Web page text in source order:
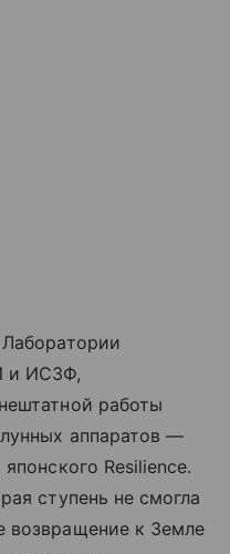
и ИСЗФ,
работы
аппаратов —
Resilience.
ступень не смогла
возвращение к Земле